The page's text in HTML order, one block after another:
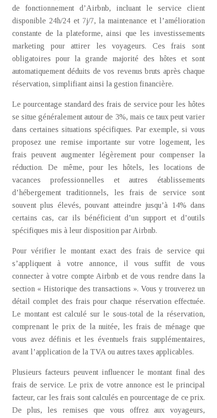
de fonctionnement d’Airbnb, incluant le service client
disponible 24h/24 et 7j/7, la maintenance et l’amélioration
constante de la plateforme, ainsi que les investissements
marketing pour attirer les voyageurs. Ces frais sont
obligatoires pour la grande majorité des hôtes et sont
automatiquement déduits de vos revenus bruts après chaque
réservation, simplifiant ainsi la gestion financière.
Le pourcentage standard des frais de service pour les hôtes
se situe généralement autour de 3%, mais ce taux peut varier
dans certaines situations spécifiques. Par exemple, si vous
proposez une remise importante sur votre logement, les
frais peuvent augmenter légèrement pour compenser la
réduction. De même, pour les hôtels, les locations de
vacances professionnelles et autres établissements
d’hébergement traditionnels, les frais de service sont
souvent plus élevés, pouvant atteindre jusqu’à 14% dans
certains cas, car ils bénéficient d’un support et d’outils
spécifiques mis à leur disposition par Airbnb.
Pour vérifier le montant exact des frais de service qui
s’appliquent à votre annonce, il vous suffit de vous
connecter à votre compte Airbnb et de vous rendre dans la
section « Historique des transactions ». Vous y trouverez un
détail complet des frais pour chaque réservation effectuée.
Le montant est calculé sur le sous-total de la réservation,
comprenant le prix de la nuitée, les frais de ménage que
vous avez définis et les éventuels frais supplémentaires,
avant l’application de la TVA ou autres taxes applicables.
Plusieurs facteurs peuvent influencer le montant final des
frais de service. Le prix de votre annonce est le principal
facteur, car les frais sont calculés en pourcentage de ce prix.
De plus, les remises que vous offrez aux voyageurs,